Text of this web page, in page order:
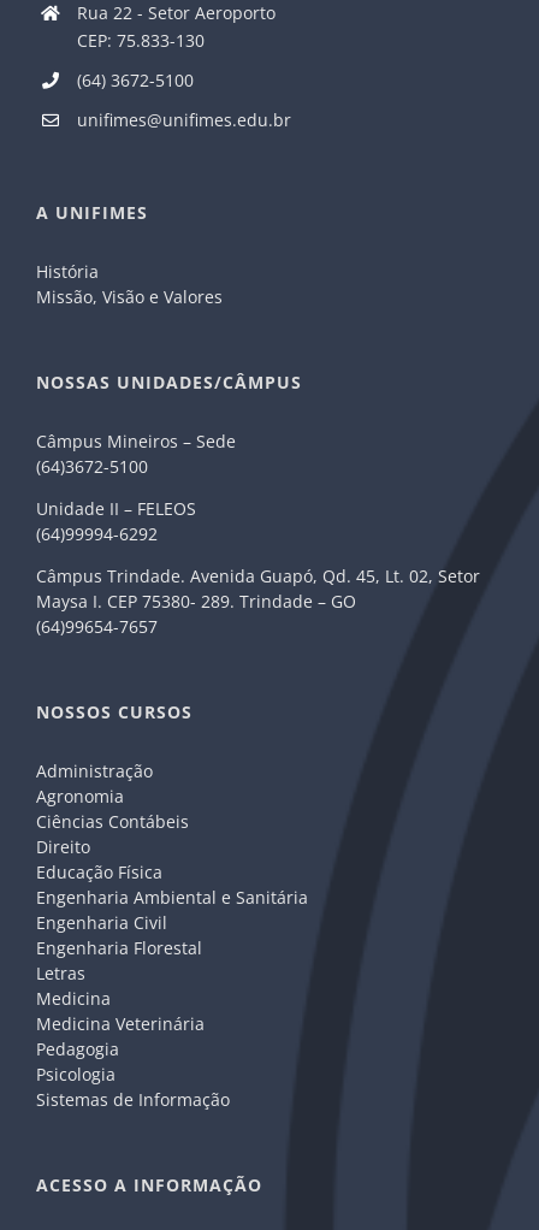
Rua 22 - Setor Aeroporto
CEP: 75.833-130
(64) 3672-5100
unifimes@unifimes.edu.br
A UNIFIMES
História
Missão, Visão e Valores
NOSSAS UNIDADES/CÂMPUS
Câmpus Mineiros – Sede
(64)3672-5100
Unidade II – FELEOS
(64)99994-6292
Câmpus Trindade. Avenida Guapó, Qd. 45, Lt. 02, Setor
Maysa I. CEP 75380- 289. Trindade – GO
(64)99654-7657
NOSSOS CURSOS
Administração
Agronomia
Ciências Contábeis
Direito
Educação Física
Engenharia Ambiental e Sanitária
Engenharia Civil
Engenharia Florestal
Letras
Medicina
Medicina Veterinária
Pedagogia
Psicologia
Sistemas de Informação
ACESSO A INFORMAÇÃO